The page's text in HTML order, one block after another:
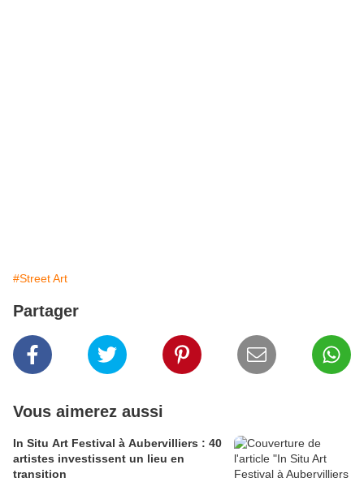
#Street Art
Partager
Vous aimerez aussi
In Situ Art Festival à Aubervilliers : 40
artistes investissent un lieu en
transition